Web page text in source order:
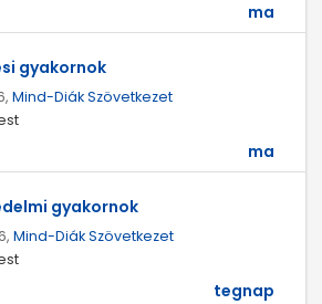
ma
gyakornok
Mind-Diák Szövetkezet
ma
gyakornok
Mind-Diák Szövetkezet
tegnap